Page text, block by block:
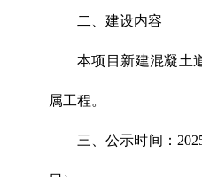
二、建设内容
本项目新建混凝土
属工程。
三、公示时间：